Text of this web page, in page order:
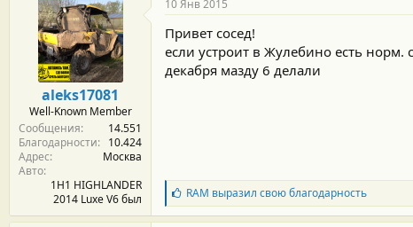
aleks17081
Well-Known Member
Сообщения
14.551
Благодарности
10.424
Адрес
Москва
Авто
1H1 HIGHLANDER
2014 Luxe V6 был
10 Янв 2015
Привет сосед!
если устроит в Жулебино есть норм.
декабря мазду 6 делали
Б
л
а
RAM выразил свою благодарность